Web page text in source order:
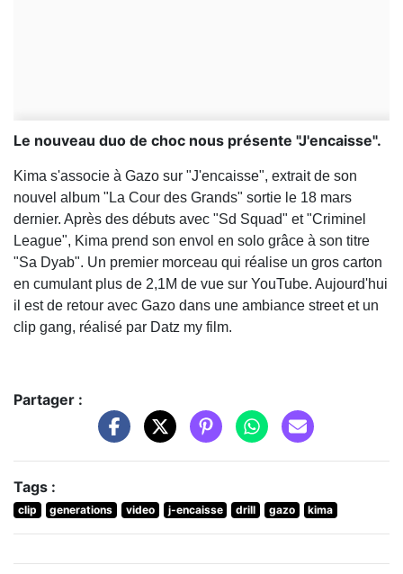
Le nouveau duo de choc nous présente "J'encaisse".
Kima s'associe à Gazo sur "J'encaisse", extrait de son
nouvel album "La Cour des Grands" sortie le 18 mars
dernier. Après des débuts avec "Sd Squad" et "Criminel
League", Kima prend son envol en solo grâce à son titre
"Sa Dyab". Un premier morceau qui réalise un gros carton
en cumulant plus de 2,1M de vue sur YouTube. Aujourd'hui
il est de retour avec Gazo dans une ambiance street et un
clip gang, réalisé par Datz my film.
Partager :
Tags :
clip generations video j-encaisse drill gazo kima